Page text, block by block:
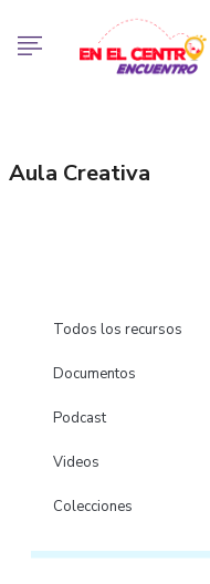
Aula Creativa
Todos los recursos
Documentos
Podcast
Videos
Colecciones